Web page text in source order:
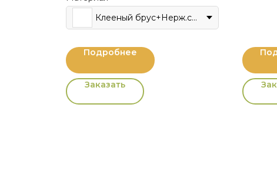
Клееный брус+Нерж.сталь
Подробнее
Заказать